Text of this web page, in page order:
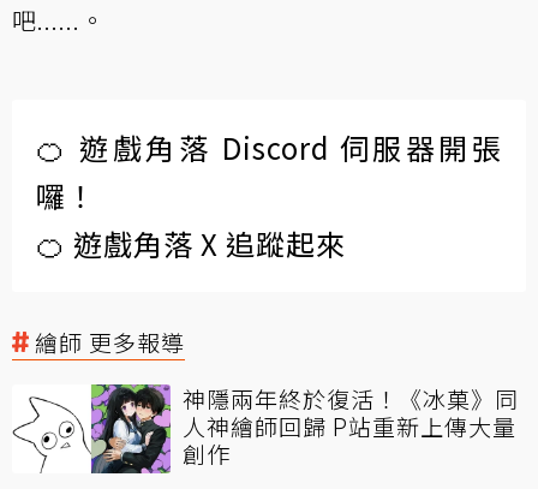
吧......。
🍊 遊戲角落 Discord 伺服器開張
囉！
🍊 遊戲角落 X 追蹤起來
繪師 更多報導
神隱兩年終於復活！《冰菓》同
人神繪師回歸 P站重新上傳大量
創作